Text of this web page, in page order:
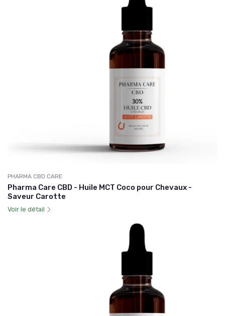
PHARMA CBD CARE
Pharma Care CBD - Huile MCT Coco pour Chevaux -
Saveur Carotte
Voir le détail